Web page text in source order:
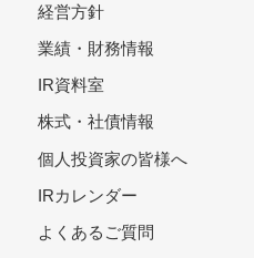
経営方針
業績・財務情報
IR資料室
株式・社債情報
個人投資家の皆様へ
IRカレンダー
よくあるご質問